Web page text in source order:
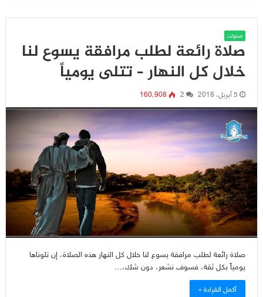
صلوات
صلاة رائعة لطلب مرافقة يسوع لنا
خلال كل النهار – تتلى يومياً
5 أبريل، 2018 2 160٬908
صلاة رائعة لطلب مرافقة يسوع لنا خلال كل النهار هذه الصلاة، إن تلوناها
يومياً بكل ثقة، فسوف نشعر، دون شك،…
أكمل القراءة »